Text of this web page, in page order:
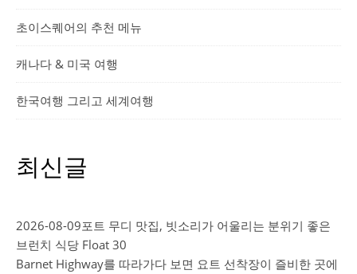
초이스퀘어의 추천 메뉴
캐나다 & 미국 여행
한국여행 그리고 세계여행
최신글
2026-08-09포트 무디 맛집, 빗소리가 어울리는 분위기 좋은
브런치 식당 Float 30
Barnet Highway를 따라가다 보면 요트 선착장이 즐비한 곳에